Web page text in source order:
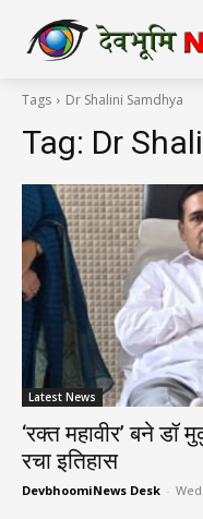
Tags Dr Shalini Samdhya
Tag: Dr
Latest News
‘रक्त महावीर’ बने डॉ
रचा इतिहास
DevbhoomiNews Desk -